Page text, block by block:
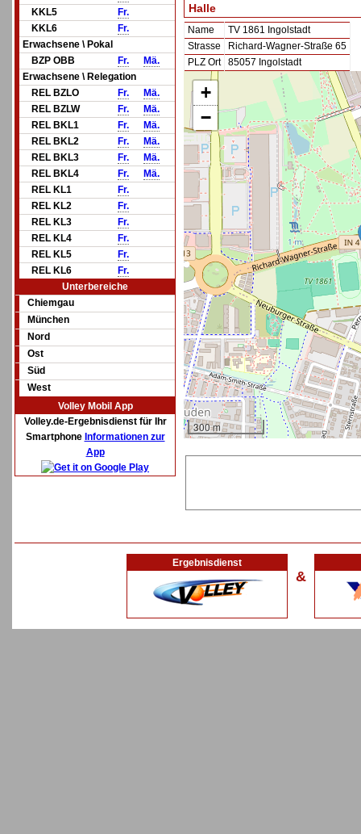
KKL5
Fr.
KKL6
Fr.
Erwachsene \ Pokal
BZP OBB
Fr.
Mä.
Erwachsene \ Relegation
REL BZLO
Fr.
Mä.
REL BZLW
Fr.
Mä.
REL BKL1
Fr.
Mä.
REL BKL2
Fr.
Mä.
REL BKL3
Fr.
Mä.
REL BKL4
Fr.
Mä.
REL KL1
Fr.
REL KL2
Fr.
REL KL3
Fr.
REL KL4
Fr.
REL KL5
Fr.
REL KL6
Fr.
Unterbereiche
Chiemgau
München
Nord
Ost
Süd
West
Volley Mobil App
Volley.de-Ergebnisdienst für Ihr
Smartphone Informationen zur
App
Halle
Name
TV 1861 Ingolstadt
Strasse
Richard-Wagner-Straße 65
PLZ Ort
85057 Ingolstadt
+
−
300 m
Ergebnisdienst
&